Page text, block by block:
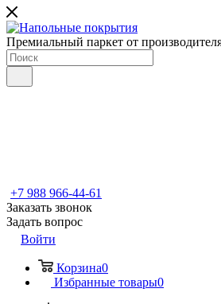
Премиальный паркет от
+7 988 966-44-61
Заказать звонок
Задать вопрос
Войти
Корзина0
Избранные товары0